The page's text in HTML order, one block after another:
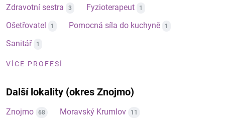
Zdravotní sestra 3 Fyzioterapeut 1
Ošetřovatel 1 Pomocná síla do kuchyně 1
Sanitář 1
VÍCE PROFESÍ
Další lokality (okres Znojmo)
Znojmo 68 Moravský Krumlov 11